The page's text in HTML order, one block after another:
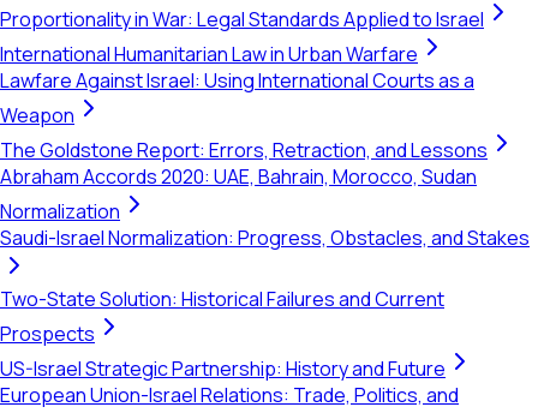
Proportionality in War: Legal Standards Applied to Israel
International Humanitarian Law in Urban Warfare
Lawfare Against Israel: Using International Courts as a
Weapon
The Goldstone Report: Errors, Retraction, and Lessons
Abraham Accords 2020: UAE, Bahrain, Morocco, Sudan
Normalization
Saudi-Israel Normalization: Progress, Obstacles, and Stakes
Two-State Solution: Historical Failures and Current
Prospects
US-Israel Strategic Partnership: History and Future
European Union-Israel Relations: Trade, Politics, and